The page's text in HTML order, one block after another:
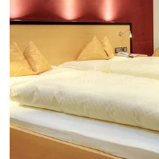
Doppelzimmer Komfort
2 Erwachsene